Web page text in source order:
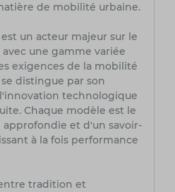
de mobilité urbaine.
un acteur majeur sur le
une gamme variée
exigences de la mobilité
distingue par son
technologique
Chaque modèle est le
et d'un savoir-
à la fois performance
tradition et